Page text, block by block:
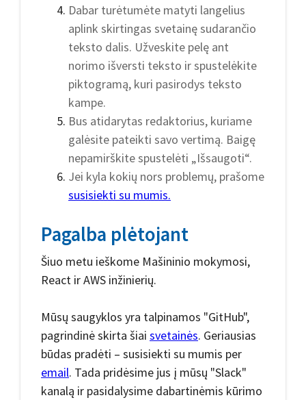
Dabar turėtumėte matyti langelius
aplink skirtingas svetainę sudarančio
teksto dalis. Užveskite pelę ant
norimo išversti teksto ir spustelėkite
piktogramą, kuri pasirodys teksto
kampe.
Bus atidarytas redaktorius, kuriame
galėsite pateikti savo vertimą. Baigę
nepamirškite spustelėti „Išsaugoti“.
Jei kyla kokių nors problemų, prašome
susisiekti su mumis.
Pagalba plėtojant
Šiuo metu ieškome Mašininio mokymosi,
React ir AWS inžinierių.
Mūsų saugyklos yra talpinamos "GitHub",
pagrindinė skirta šiai svetainės. Geriausias
būdas pradėti – susisiekti su mumis per
email. Tada pridėsime jus į mūsų "Slack"
kanalą ir pasidalysime dabartinėmis kūrimo